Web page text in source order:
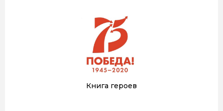
Книга героев